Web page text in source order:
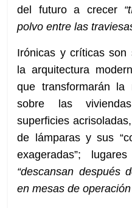
del futuro a crecer
polvo entre las
Irónicas y críticas son
la arquitectura
que transformarán
sobre las
superficies
de lámparas y sus
exageradas”;
“descansan después
en mesas de